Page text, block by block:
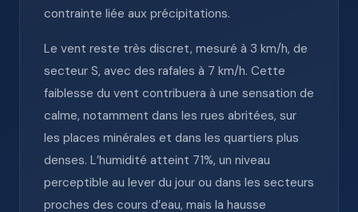
contrainte liée aux précipitations.
Le vent reste très discret, mesuré à 3 km/h, de
secteur S, avec des rafales à 7 km/h. Cette
faiblesse du vent contribuera à une sensation de
calme, notamment dans les rues abritées, sur
les places minérales et dans les quartiers plus
denses. L’humidité atteint 71%, un niveau
perceptible au lever du jour ou dans les secteurs
proches des cours d’eau, mais la hausse